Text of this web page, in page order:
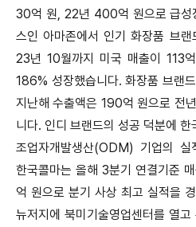
30억 원, 22년 400억 원으로 급성
스인 아마존에서 인기 화장품 브
23년 10월까지 미국 매출이 113
186% 성장했습니다. 화장품 브랜
지난해 수출액은 190억 원으로 전
니다. 인디 브랜드의 성공 덕분에 한
조업자개발생산(ODM) 기업의 실
한국콜마는 올해 3분기 연결기준
억 원으로 분기 사상 최고 실적을
뉴저지에 북미기술영업센터를 열